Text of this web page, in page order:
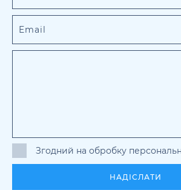
Згодний на обробку
НАДІСЛАТИ